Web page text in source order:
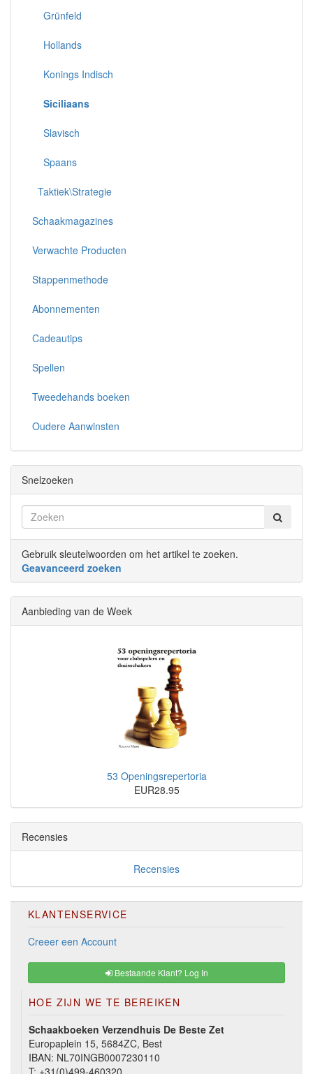
Grünfeld
Hollands
Konings Indisch
Siciliaans
Slavisch
Spaans
Taktiek\Strategie
Schaakmagazines
Verwachte Producten
Stappenmethode
Abonnementen
Cadeautips
Spellen
Tweedehands boeken
Oudere Aanwinsten
Snelzoeken
Gebruik sleutelwoorden om het artikel te zoeken.
Geavanceerd zoeken
Aanbieding van de Week
53 Openingsrepertoria
EUR28.95
Recensies
Recensies
KLANTENSERVICE
Creeer een Account
Bestaande Klant? Log In
HOE ZIJN WE TE BEREIKEN
Schaakboeken Verzendhuis De Beste Zet
Europaplein 15, 5684ZC, Best
IBAN: NL70INGB0007230110
T: +31(0)499-460320